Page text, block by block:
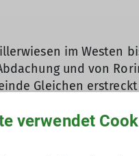
im Westen
und von
Gleichen
Rundtouren
verwendet